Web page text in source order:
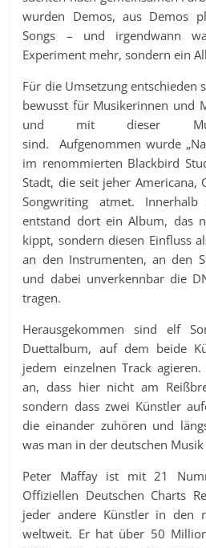
wurden Demos, aus Demos
Songs – und irgendwann
Experiment mehr, sondern ein
Für die Umsetzung entschieden
bewusst für Musikerinnen und
und mit dieser
sind. Aufgenommen wurde
im renommierten Blackbird
Stadt, die seit jeher Americana,
Songwriting atmet.
entstand dort ein Album, das
kippt, sondern diesen Einfluss
an den Instrumenten, an den
und dabei unverkennbar die
tragen.
Herausgekommen sind elf
Duettalbum, auf dem beide
jedem einzelnen Track
an, dass hier nicht am
sondern dass zwei Künstler
die einander zuhören und
was man in der deutschen
Peter Maffay ist mit 21
Offiziellen Deutschen Charts
jeder andere Künstler in den
weltweit. Er hat über 50